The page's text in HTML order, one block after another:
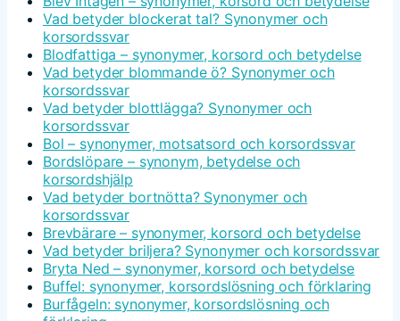
Vad betyder blockerat tal? Synonymer och
korsordssvar
Blodfattiga – synonymer, korsord och betydelse
Vad betyder blommande ö? Synonymer och
korsordssvar
Vad betyder blottlägga? Synonymer och
korsordssvar
Bol – synonymer, motsatsord och korsordssvar
Bordslöpare – synonym, betydelse och
korsordshjälp
Vad betyder bortnötta? Synonymer och
korsordssvar
Brevbärare – synonymer, korsord och betydelse
Vad betyder briljera? Synonymer och korsordssvar
Bryta Ned – synonymer, korsord och betydelse
Buffel: synonymer, korsordslösning och förklaring
Burfågeln: synonymer, korsordslösning och